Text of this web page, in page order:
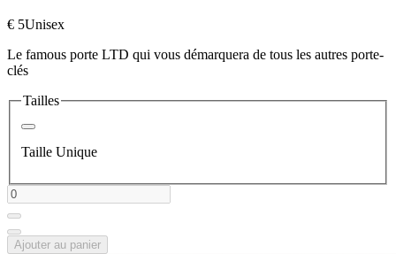
€ 5Unisex
Le famous porte LTD qui vous démarquera de tous les autres porte-
clés
Tailles
Taille Unique
Ajouter au panier